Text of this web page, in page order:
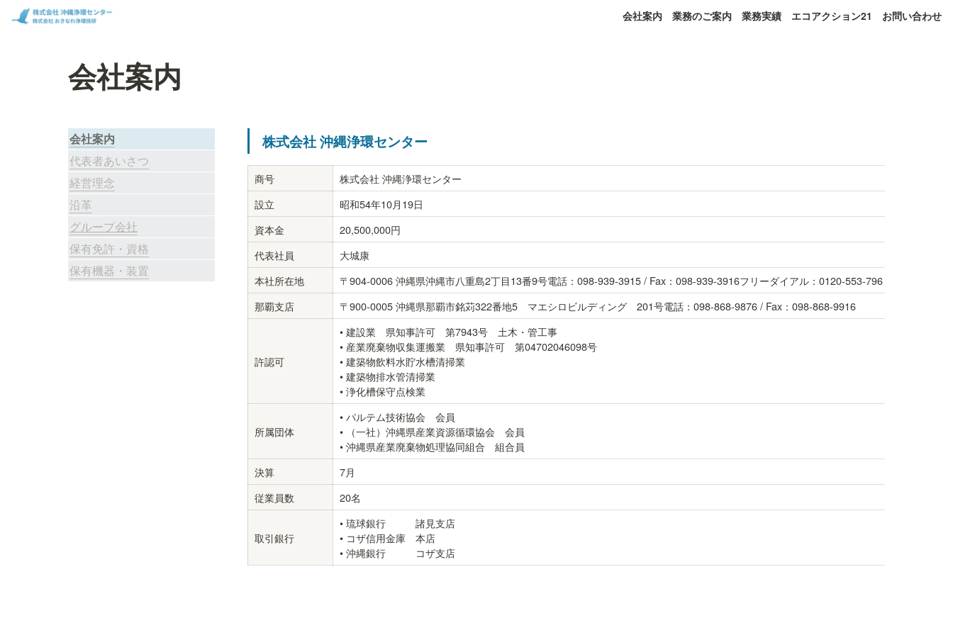
会社案内 業務のご案内 業務実績 エコアクション21 お問い合わせ
会社案内
会社案内
代表者あいさつ
経営理念
沿革
グループ会社
保有免許・資格
保有機器・装置
株式会社 沖縄浄環センター
商号
株式会社 沖縄浄環センター
設立
昭和54年10月19日
資本金
20,500,000円
代表社員
大城康
本社所在地
〒904-0006 沖縄県沖縄市八重島2丁目13番9号電話：098-939-3915 / Fax：098-939-3916フリーダイアル：0120-553-796
那覇支店
〒900-0005 沖縄県那覇市銘苅322番地5　マエシロビルディング　201号電話：098-868-9876 / Fax：098-868-9916
許認可
• 建設業　県知事許可　第7943号　土木・管工事
• 産業廃棄物収集運搬業　県知事許可　第04702046098号
• 建築物飲料水貯水槽清掃業
• 建築物排水管清掃業
• 浄化槽保守点検業
所属団体
• パルテム技術協会　会員
•
（一社）沖縄県産業資源循環協会　会員
• 沖縄県産業廃棄物処理協同組合　組合員
決算
7月
従業員数
20名
取引銀行
• 琉球銀行　　　諸見支店
• コザ信用金庫　本店
• 沖縄銀行　　　コザ支店